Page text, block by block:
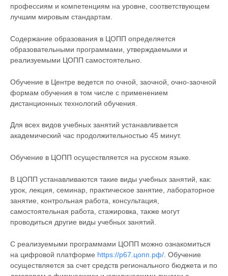
профессиям и компетенциям на уровне, соответствующем
лучшим мировым стандартам.
Содержание образования в ЦОПП определяется
образовательными программами, утверждаемыми и
реализуемыми ЦОПП самостоятельно.
Обучение в Центре ведется по очной, заочной, очно-заочной
формам обучения в том числе с применением
дистанционных технологий обучения.
Для всех видов учебных занятий устанавливается
академический час продолжительностью 45 минут.
Обучение в ЦОПП осуществляется на русском языке.
В ЦОПП устанавливаются такие виды учебных занятий, как:
урок, лекция, семинар, практическое занятие, лабораторное
занятие, контрольная работа, консультация,
самостоятельная работа, стажировка, также могут
проводиться другие виды учебных занятий.
С реализуемыми программами ЦОПП можно ознакомиться
на цифровой платформе https://р67.цопп.рф/. Обучение
осуществляется за счет средств регионального бюджета и по